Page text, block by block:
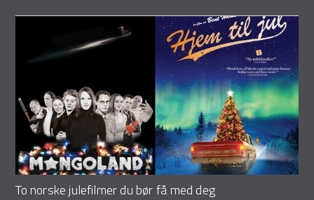
To norske julefilmer du bør få med deg